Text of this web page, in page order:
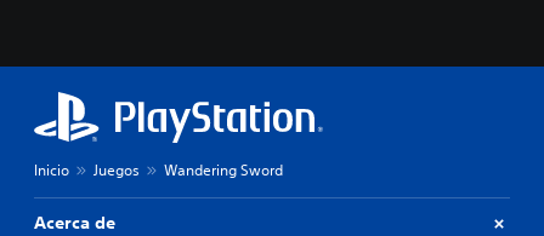
Inicio Juegos Wandering Sword
Acerca de